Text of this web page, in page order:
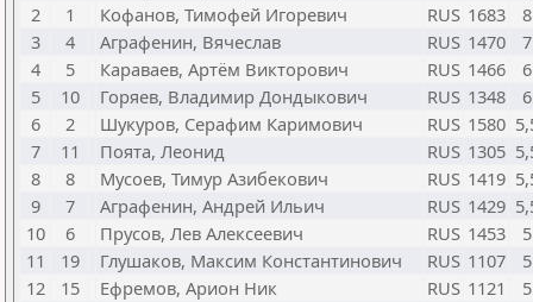
2
1 Кофанов, Тимофей Игоревич RUS 1683
8
3
4 Аграфенин, Вячеслав RUS 1470
7
4
5 Караваев, Артём Викторович RUS 1466
6
5
10 Горяев, Владимир Дондыкович RUS 1348
6
6
2 Шукуров, Серафим Каримович RUS 1580
7
11 Поята, Леонид RUS 1305
8
8 Мусоев, Тимур Азибекович RUS 1419
9
7 Аграфенин, Андрей Ильич RUS 1429
10
6 Прусов, Лев Алексеевич RUS 1453
5
11
19 Глушаков, Максим Константинович RUS 1107
5
12
15 Ефремов, Арион Ник RUS 1121
5